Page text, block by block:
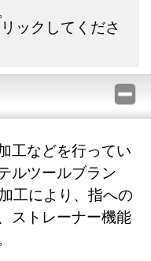
ックしてくださ
工などを行ってい
ルツールブラン
工により、指への
ストレーナー機能